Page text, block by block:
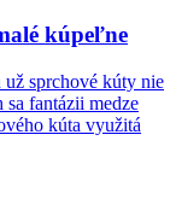
kúpeľne
sprchové kúty nie
fantázii medze
kúta využitá